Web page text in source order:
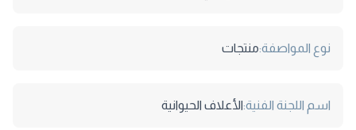
نوع المواصفة:منتجات
اسم اللجنة الفنية:الأعلاف الحيوانية